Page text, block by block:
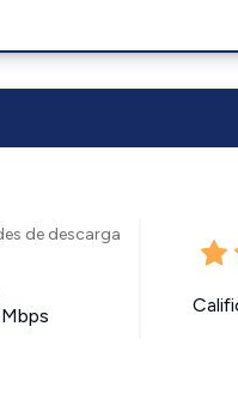
de descarga
Mbps